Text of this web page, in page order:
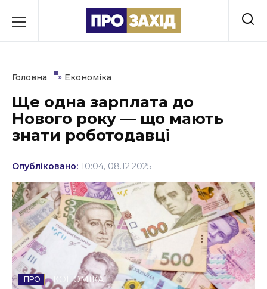
до
Культура
Освіта
Події
Політика
Соціум
Спорт
Стиль життя
Головна » Економіка
Ще одна зарплата до
Нового року — що мають
знати роботодавці
Опубліковано: 10:04, 08.12.2025
ЕКОНОМІКА